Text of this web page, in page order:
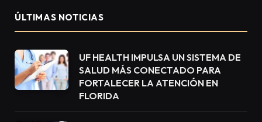
ÚLTIMAS NOTICIAS
UF HEALTH IMPULSA UN SISTEMA DE
SALUD MÁS CONECTADO PARA
FORTALECER LA ATENCIÓN EN
FLORIDA